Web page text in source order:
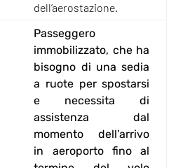
dell’aerostazione.
Passeggero
immobilizzato, che ha
bisogno di una sedia
a ruote per spostarsi
e necessita di
assistenza dal
momento dell’arrivo
in aeroporto fino al